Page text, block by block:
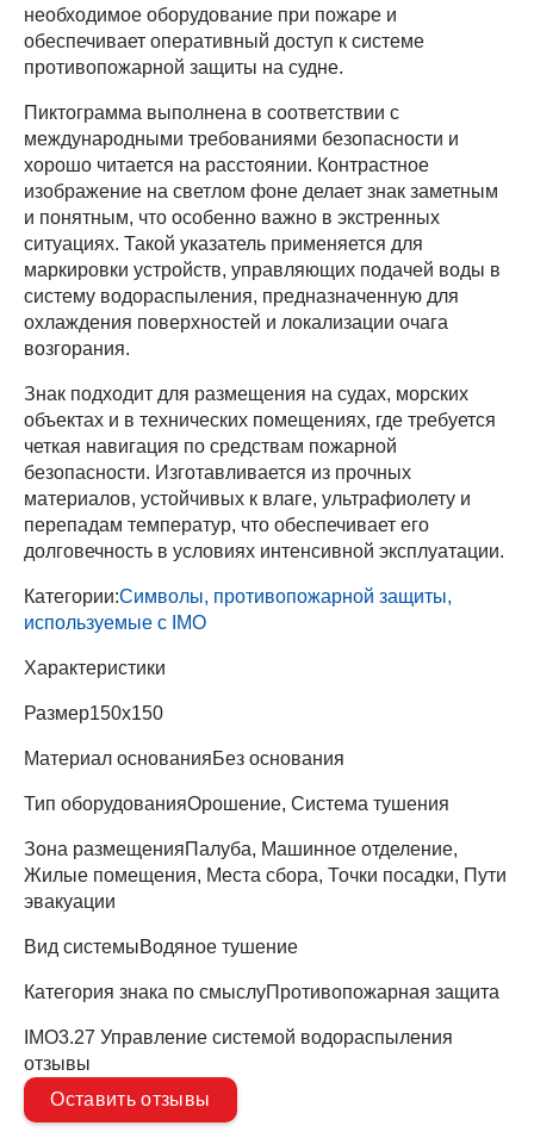
необходимое оборудование при пожаре и
обеспечивает оперативный доступ к системе
противопожарной защиты на судне.
Пиктограмма выполнена в соответствии с
международными требованиями безопасности и
хорошо читается на расстоянии. Контрастное
изображение на светлом фоне делает знак заметным
и понятным, что особенно важно в экстренных
ситуациях. Такой указатель применяется для
маркировки устройств, управляющих подачей воды в
систему водораспыления, предназначенную для
охлаждения поверхностей и локализации очага
возгорания.
Знак подходит для размещения на судах, морских
объектах и в технических помещениях, где требуется
четкая навигация по средствам пожарной
безопасности. Изготавливается из прочных
материалов, устойчивых к влаге, ультрафиолету и
перепадам температур, что обеспечивает его
долговечность в условиях интенсивной эксплуатации.
Категории:Символы, противопожарной защиты,
используемые с IMO
Характеристики
Размер150х150
Материал основанияБез основания
Тип оборудованияОрошение, Система тушения
Зона размещенияПалуба, Машинное отделение,
Жилые помещения, Места сбора, Точки посадки, Пути
эвакуации
Вид системыВодяное тушение
Категория знака по смыслуПротивопожарная защита
IMO3.27 Управление системой водораспыления
отзывы
Оставить отзывы